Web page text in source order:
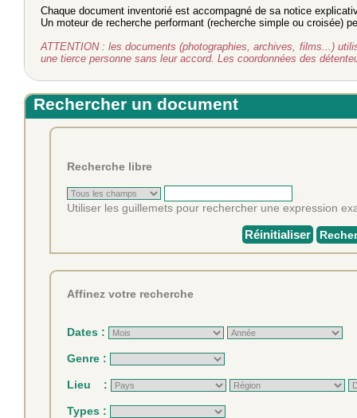
Chaque document inventorié est accompagné de sa notice
Un moteur de recherche performant (recherche simple ou croisée)
ATTENTION : les documents (photographies, archives, films...)
une tierce personne sans leur accord. Les coordonnées des
Rechercher un document
Recherche libre
Utiliser les guillemets pour rechercher une expression
Réinitialiser
Affinez votre recherche
Dates :
Genre :
Lieu :
Types :